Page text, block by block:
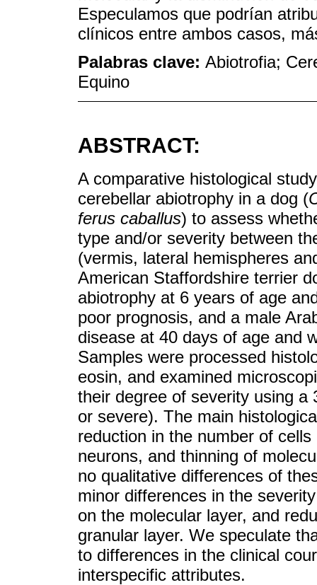
Especulamos que podrían
clínicos entre ambos casos,
Palabras clave: Abiotrofia;
Equino
ABSTRACT:
A comparative histological
cerebellar abiotrophy in a dog (
ferus caballus) to assess
type and/or severity between
(vermis, lateral hemispheres
American Staffordshire terrier
abiotrophy at 6 years of age
poor prognosis, and a male
disease at 40 days of age and
Samples were processed
eosin, and examined
their degree of severity using
or severe). The main
reduction in the number of
neurons, and thinning of
no qualitative differences of
minor differences in the
on the molecular layer, and
granular layer. We speculate
to differences in the clinical
interspecific attributes.